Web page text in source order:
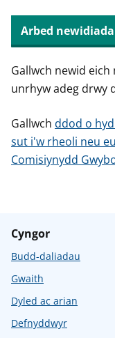
Arbed
Gallwch newid
unrhyw adeg drwy
Gallwch ddod o
sut i'w rheoli neu
Comisiynydd
Cyngor
Budd-daliadau
Gwaith
Dyled ac arian
Defnyddwyr